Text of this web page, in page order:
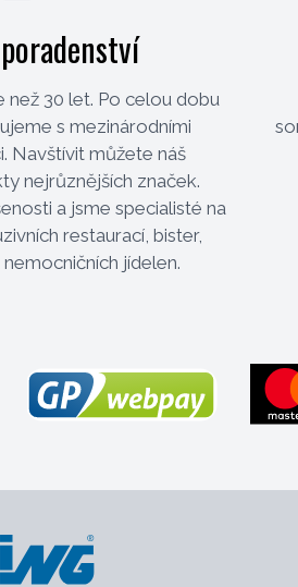
než 30 let. Po celou dobu
s mezinárodními
Navštívit můžete náš
nejrůznějších značek.
a jsme specialisté na
restaurací, bister,
jídelen.